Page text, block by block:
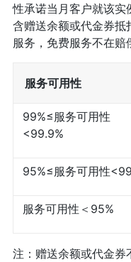
性承诺当月客户就该实
含赠送余额或代金券抵
服务，免费服务不在赔
服务可用性
99%≤服务可用性
<99.9%
95%≤服务可用性
服务可用性＜95%
注：赠送余额或代金券